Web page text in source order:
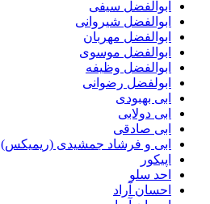
ابوالفضل سیفی
ابوالفضل شیروانی
ابوالفضل مهربان
ابوالفضل موسوی
ابوالفضل وظیفه
ابولفضل رضوانی
ابی بهبودی
ابی دولابی
ابی صادقی
ابی و فرشاد جمشیدی (ریمیکس)
اپیکور
احد سلو
احسان آراد